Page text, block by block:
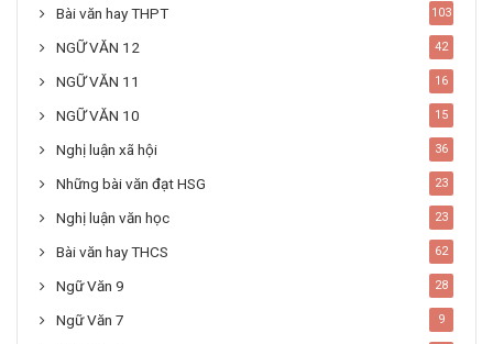
Bài văn hay THPT 103
NGỮ VĂN 12 42
NGỮ VĂN 11 16
NGỮ VĂN 10 15
Nghị luận xã hội 36
Những bài văn đạt HSG 23
Nghị luận văn học 23
Bài văn hay THCS 62
Ngữ Văn 9 28
Ngữ Văn 7 9